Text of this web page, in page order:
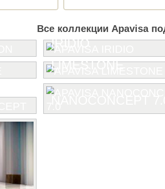
Все коллекции Apavisa
IRIDIO
LIMESTONE